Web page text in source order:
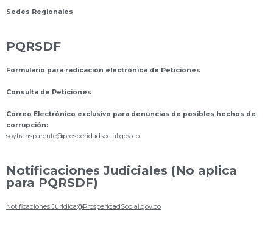
Sedes Regionales
PQRSDF
Formulario para radicación electrónica de Peticiones
Consulta de Peticiones
Correo Electrónico exclusivo para denuncias de posibles hechos de
corrupción:
soytransparente@prosperidadsocial.gov.co
Notificaciones Judiciales (No aplica
para PQRSDF)
Notificaciones.Juridica@ProsperidadSocial.gov.co